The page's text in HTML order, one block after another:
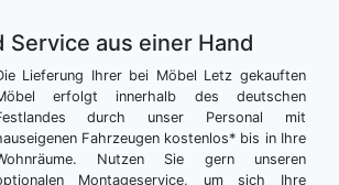
Service aus einer Hand
Lieferung Ihrer bei Möbel Letz gekauften
erfolgt innerhalb des deutschen
durch unser Personal mit
Fahrzeugen kostenlos* bis in Ihre
Nutzen Sie gern unseren
Montageservice, um sich Ihre